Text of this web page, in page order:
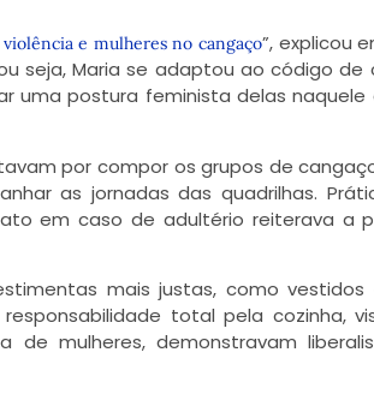
e mulheres no cangaço”, explicou
seja, Maria se adaptou ao código
uma postura feminista delas
por compor os grupos de
as jornadas das quadrilhas.
em caso de adultério reiterava a
mais justas, como
total pela cozinha,
mulheres, demonstravam